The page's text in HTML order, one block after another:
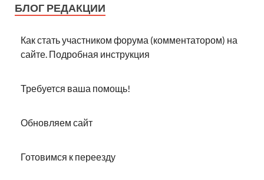
БЛОГ РЕДАКЦИИ
Как стать участником форума (комментатором) на
сайте. Подробная инструкция
Требуется ваша помощь!
Обновляем сайт
Готовимся к переезду